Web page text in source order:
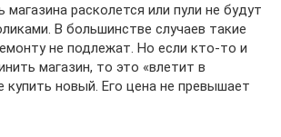
магазина расколется или пули не будут
В большинстве случаев такие
не подлежат. Но если кто-то и
магазин, то это «влетит в
купить новый. Его цена не превышает